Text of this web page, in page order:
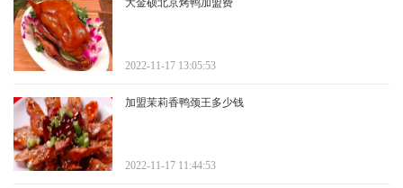
2022-11-17 13:05:53
加盟茉莉香鸭颈王多少钱
2022-11-17 11:44:53